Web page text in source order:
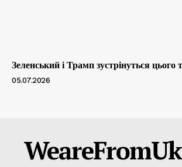
Зеленський і Трамп зустрінуться цього
05.07.2026